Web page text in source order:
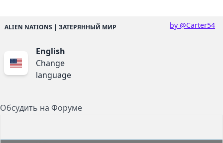
by @Carter54
ALIEN NATIONS | ЗАТЕРЯННЫЙ МИР
English
Change
language
Обсудить на Форуме